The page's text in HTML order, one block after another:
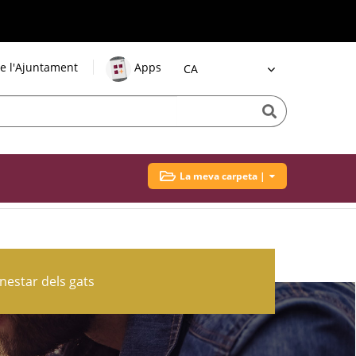
l'Ajuntament Apps
Idioma
La meva carpeta |
dels gats